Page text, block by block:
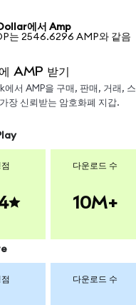
에서 Amp
는 2546.6296 AMP와 같음
AMP 받기
서 AMP을 구매, 판매, 거래, 스
장 신뢰받는 암호화폐 지갑.
다운로드 수
10M+
다운로드 수